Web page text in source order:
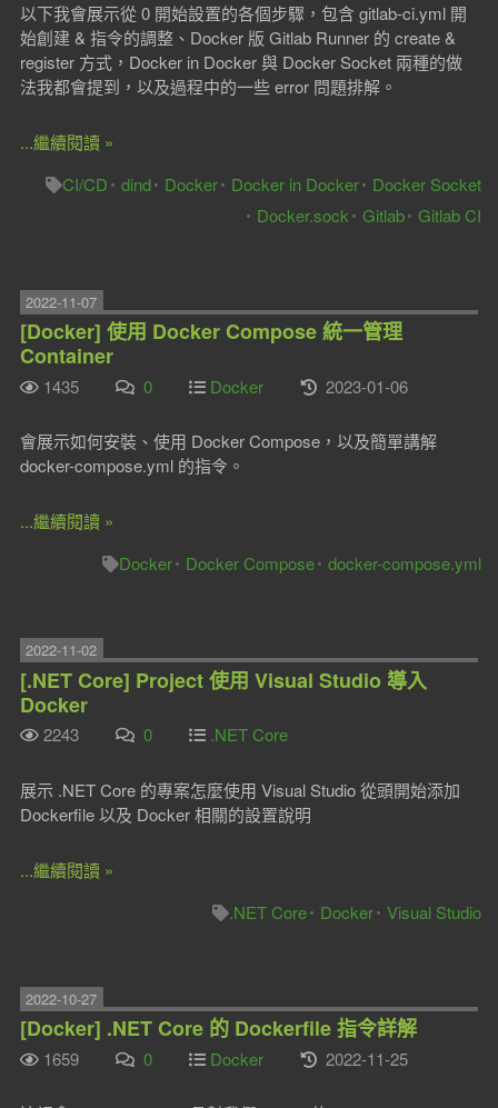
以下我會展示從 0 開始設置的各個步驟，包含 gitlab-ci.yml 開
始創建 & 指令的調整、Docker 版 Gitlab Runner 的 create &
register 方式，Docker in Docker 與 Docker Socket 兩種的做
法我都會提到，以及過程中的一些 error 問題排解。
...繼續閱讀 »
CI/CD
dind Docker Docker in Docker
Docker Socket
Docker.sock
Gitlab Gitlab CI
2022-11-07
[Docker] 使用 Docker Compose 統一管理
Container
1435 0 Docker 2023-01-06
會展示如何安裝、使用 Docker Compose，以及簡單講解
docker-compose.yml 的指令。
...繼續閱讀 »
Docker
Docker Compose docker-compose.yml
2022-11-02
[.NET Core] Project 使用 Visual Studio 導入
Docker
2243 0 .NET Core
展示 .NET Core 的專案怎麼使用 Visual Studio 從頭開始添加
Dockerfile 以及 Docker 相關的設置說明
...繼續閱讀 »
.NET Core
Docker Visual Studio
2022-10-27
[Docker] .NET Core 的 Dockerfile 指令詳解
1659 0 Docker 2022-11-25